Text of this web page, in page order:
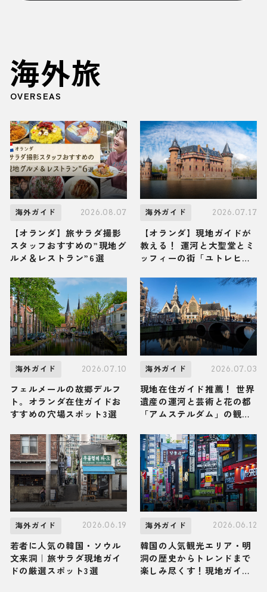
海外旅
OVERSEAS
海外ガイド 2026.08.07
【オランダ】旅サラダ撮影
スタッフおすすめの”現地グ
ルメ＆レストラン”6選
海外ガイド 2026.07.17
【オランダ】現地ガイドが
教える！ 運河と大聖堂とミ
ッフィーの街「ユトレヒ
メ・お土産3選
海外ガイド 2026.07.10
フェルメールの故郷デルフ
ト。オランダ在住ガイドお
すすめの穴場スポット3選
海外ガイド 2026.07.03
現地在住ガイド推薦！ 世界
遺産の運河と芸術と花の都
「アムステルダム」の観光
選
海外ガイド 2026.06.19
若者に人気の韓国・ソウル
文来洞｜旅サラダ現地ガイ
ドの厳選スポット3選
海外ガイド 2026.06.12
韓国の人気観光エリア・明
洞の歴史からトレンドまで
楽しみ尽くす！現地ガイド